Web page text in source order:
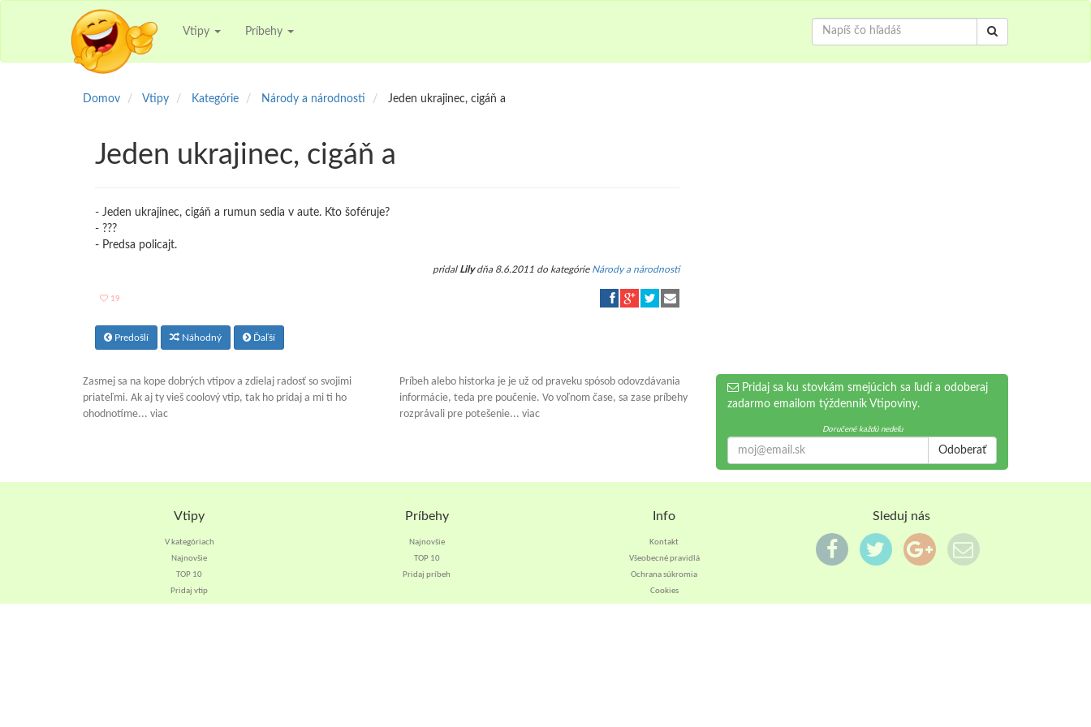
Vtipy Príbehy
Domov Vtipy Kategórie Národy a národnosti Jeden ukrajinec, cigáň a
Jeden ukrajinec, cigáň a
- Jeden ukrajinec, cigáň a rumun sedia v aute. Kto šoféruje?
- ???
- Predsa policajt.
pridal Lilydňa 8.6.2011 do kategórie Národy a národnosti
19
Predošlí Náhodný Ďaľší
Zasmej sa na kope dobrých vtipov a zdielaj radosť so svojimi
priateľmi. Ak aj ty vieš coolový vtip, tak ho pridaj a mi ti ho
ohodnotíme... viac
Príbeh alebo historka je je už od praveku spósob odovzdávania
informácie, teda pre poučenie. Vo voľnom čase, sa zase príbehy
rozprávali pre potešenie... viac
Pridaj sa ku stovkám smejúcich sa ľudí a odoberaj
zadarmo emailom týždenník Vtipoviny.
Doručené každú nedeľu
Odoberať
Vtipy
V kategóriach
Najnovšie
TOP 10
Pridaj vtip
Príbehy
Najnovšie
TOP 10
Pridaj príbeh
Info
Kontakt
Všeobecné pravidlá
Ochrana súkromia
Cookies
Sleduj nás